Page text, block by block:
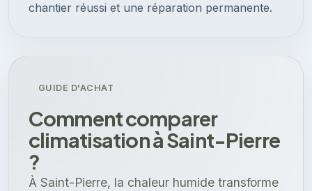
chantier réussi et une réparation permanente.
GUIDE D'ACHAT
Comment comparer
climatisation à Saint-Pierre
?
À Saint-Pierre, la chaleur humide transforme